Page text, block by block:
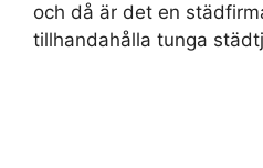
och då är det en
tillhandahålla tunga